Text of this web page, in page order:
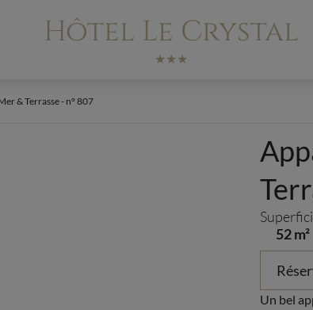
Hôtel Le Crystal
★★★
& Terrasse - n° 807
52 m²
Un bel